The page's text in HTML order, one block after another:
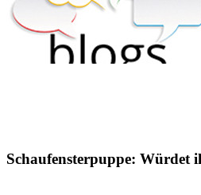
Schaufensterpuppe: Würdet